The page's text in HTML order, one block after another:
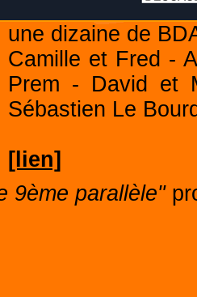
une dizaine de
Camille et Fred -
Prem - David et
Sébastien Le
[lien]
9ème parallèle"